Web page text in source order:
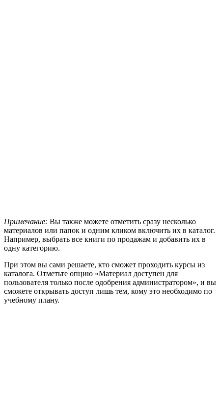
Примечание: Вы также можете отметить сразу несколько
материалов или папок и одним кликом включить их в каталог.
Например, выбрать все книги по продажам и добавить их в
одну категорию.
При этом вы сами решаете, кто сможет проходить курсы из
каталога. Отметьте опцию «Материал доступен для
пользователя только после одобрения администратором», и вы
сможете открывать доступ лишь тем, кому это необходимо по
учебному плану.